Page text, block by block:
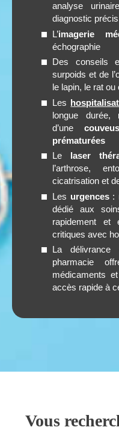
analyse
diagnostic précis
L’imagerie
échographie
Des conseils
surpoids et de
le lapin, le rat ou
Les
longue durée,
d’une
prématurées
Le laser
l’arthrose,
cicatrisation et
Les urgences:
dédié aux
rapidement et
critiques avec
La
pharmacie
médicaments
accès rapide à
Vous